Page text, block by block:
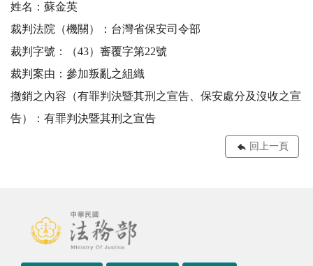
姓名：蘇金英
裁判法院（機關）：台灣省保安司令部
裁判字號：（43）審覆字第22號
裁判案由：參加叛亂之組織
撤銷之內容（有罪判決暨其刑之宣告、保安處分及沒收之宣
告）：有罪判決暨其刑之宣告
回上一頁